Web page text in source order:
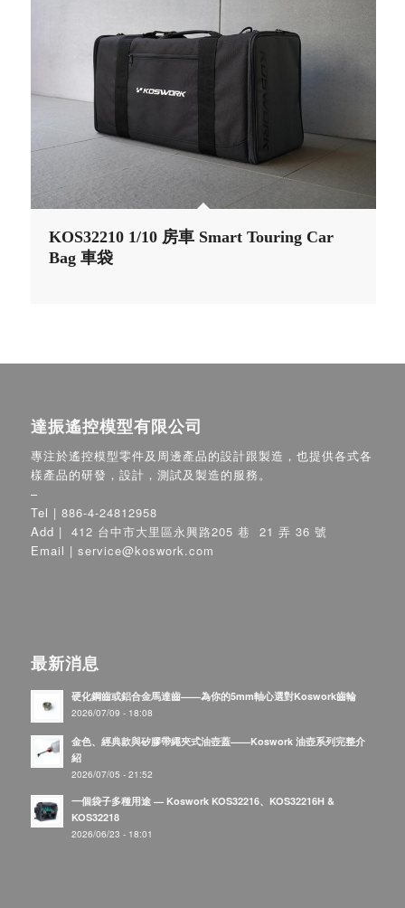
KOS32210 1/10 房車 Smart Touring Car
Bag 車袋
達振遙控模型有限公司
專注於遙控模型零件及周邊產品的設計跟製造，也提供各式各
樣產品的研發，設計，測試及製造的服務。
–
Tel | 886-4-24812958
Add |
412 台中市大里區永興路205 巷 21 弄 36 號
Email | service@koswork.com
最新消息
硬化鋼齒或鋁合金馬達齒——為你的5mm軸心選對Koswork齒輪
2026/07/09 - 18:08
金色、經典款與矽膠帶繩夾式油壺蓋——Koswork 油壺系列完整介
紹
2026/07/05 - 21:52
一個袋子多種用途 — Koswork KOS32216、KOS32216H &
KOS32218
2026/06/23 - 18:01